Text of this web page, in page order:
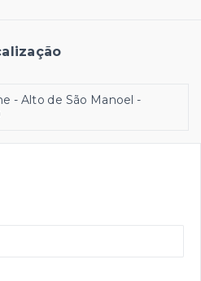
- Alto de São Manoel -